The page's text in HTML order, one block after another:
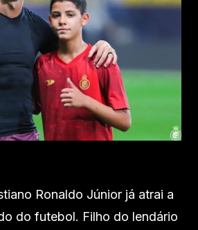
Ronaldo Júnior já atrai a
do futebol. Filho do lendário